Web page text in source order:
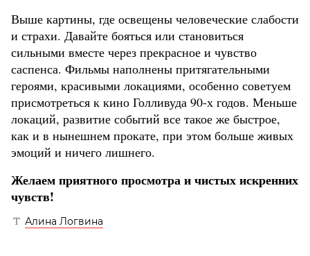
Выше картины, где освещены человеческие слабости
и страхи. Давайте бояться или становиться
сильными вместе через прекрасное и чувство
саспенса. Фильмы наполнены притягательными
героями, красивыми локациями, особенно советуем
присмотреться к кино Голливуда 90-х годов. Меньше
локаций, развитие событий все такое же быстрое,
как и в нынешнем прокате, при этом больше живых
эмоций и ничего лишнего.
Желаем приятного просмотра и чистых искренних
чувств!
Алина Логвина